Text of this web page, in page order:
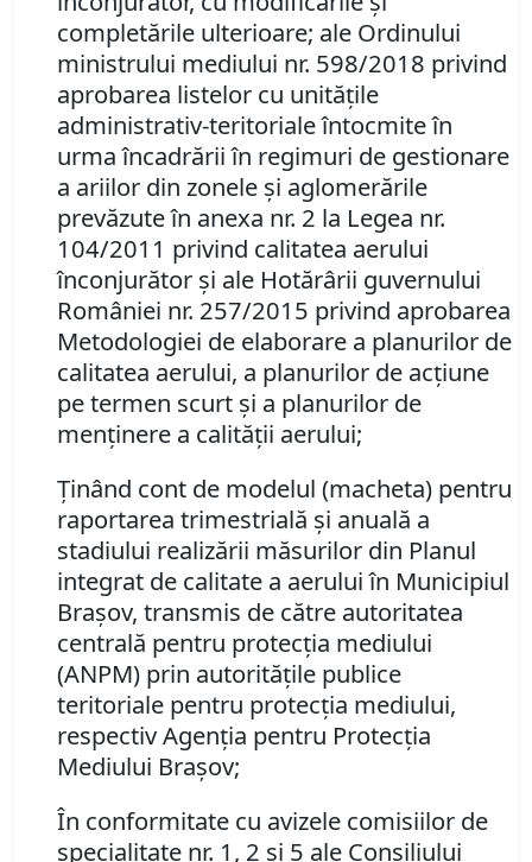
completările ulterioare; ale Ordinului
ministrului mediului nr. 598/2018 privind
aprobarea listelor cu unităţile
administrativ-teritoriale întocmite în
urma încadrării în regimuri de gestionare
a ariilor din zonele şi aglomerările
prevăzute în anexa nr. 2 la Legea nr.
104/2011 privind calitatea aerului
înconjurător şi ale Hotărârii guvernului
României nr. 257/2015 privind aprobarea
Metodologiei de elaborare a planurilor de
calitatea aerului, a planurilor de acţiune
pe termen scurt şi a planurilor de
menţinere a calităţii aerului;
Ţinând cont de modelul (macheta) pentru
raportarea trimestrială şi anuală a
stadiului realizării măsurilor din Planul
integrat de calitate a aerului în Municipiul
Braşov, transmis de către autoritatea
centrală pentru protecţia mediului
(ANPM) prin autorităţile publice
teritoriale pentru protecţia mediului,
respectiv Agenţia pentru Protecţia
Mediului Braşov;
În conformitate cu avizele comisiilor de
specialitate nr. 1, 2 şi 5 ale Consiliului